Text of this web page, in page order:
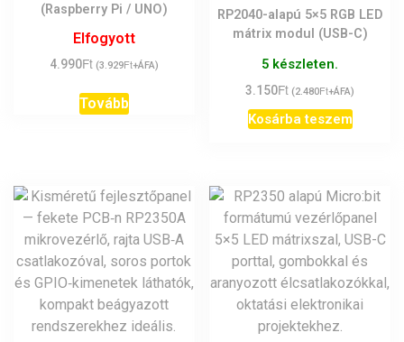
(Raspberry Pi / UNO)
Elfogyott
4.990Ft (3.929Ft+ÁFA)
Tovább
RP2040-alapú 5×5 RGB LED
mátrix modul (USB-C)
5 készleten.
3.150Ft (2.480Ft+ÁFA)
Kosárba teszem